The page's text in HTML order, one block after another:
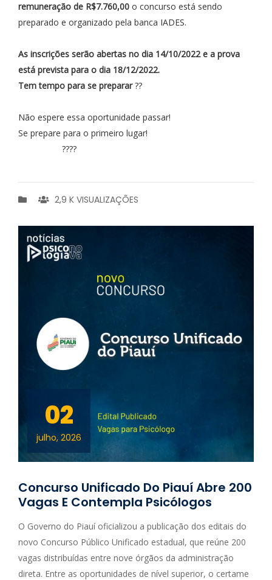
remuneração de R$7.760,00 o concurso está sendo
preparado e organizado pela banca IADES.
As inscrições serão abertas no dia 14/10/2022 e a prova
está prevista para o dia 18/12/2022.
Tem tempo para se preparar??
Não espere essa oportunidade passar!
Se prepare para o primeiro lugar!
????
2,9 K VISUALIZAÇÕES
02
julho, 2026
Concurso Unificado Do Piauí Abre 200
Vagas E Contempla Psicólogos
O Governo do Piauí oficializou a publicação dos editais do
novo Concurso Público Unificado estadual, que reúne 200
vagas distribuídas entre nove órgãos da administração
direta. Entre as oportunidades de nível superior, o certame